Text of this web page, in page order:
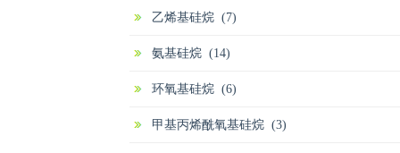
乙烯基硅烷 (7)
氨基硅烷 (14)
环氧基硅烷 (6)
甲基丙烯酰氧基硅烷 (3)